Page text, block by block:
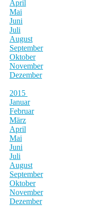
April
Mai
Juni
Juli
August
September
Oktober
November
Dezember
2015
Januar
Februar
März
April
Mai
Juni
Juli
August
September
Oktober
November
Dezember